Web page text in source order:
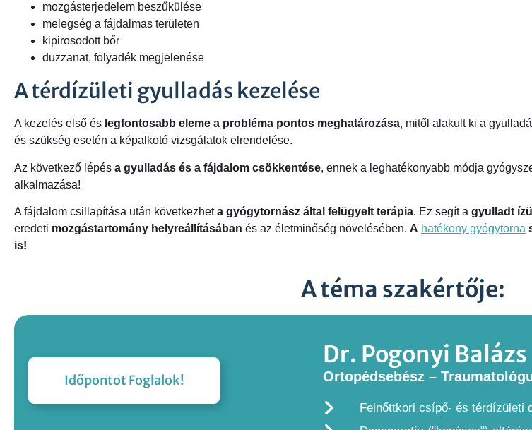
mozgásterjedelem beszűkülése
melegség a fájdalmas területen
kipirosodott bőr
duzzanat, folyadék megjelenése
A térdízületi gyulladás kezelése
A kezelés első és legfontosabb eleme a probléma pontos meghatározása, mitől alakult ki a
és szükség esetén a képalkotó vizsgálatok elrendelése.
Az következő lépés a gyulladás és a fájdalom csökkentése, ennek a leghatékonyabb módja
alkalmazása!
A fájdalom csillapítása után következheta gyógytornász által felügyelt terápia. Ez segít a gyulladt
eredeti mozgástartomány helyreállításában és az életminőség növelésében. A hatékony gyógytorna
is!
A téma szakértője:
Időpontot Foglalok!
Dr. Pogonyi Balázs
Ortopédsebész –
Felnőttkori csípő- és térdízületi